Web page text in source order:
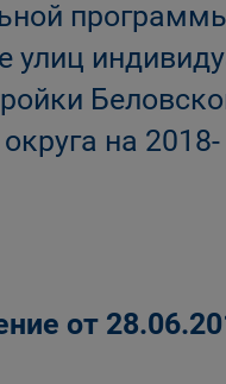
улиц
на
от